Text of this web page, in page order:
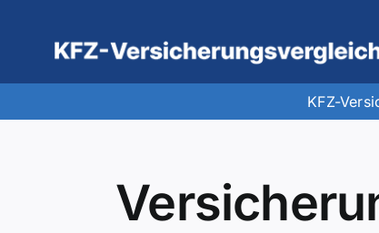
springen
KFZ-